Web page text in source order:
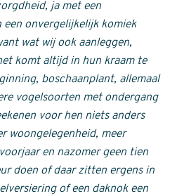
ja met een
een onvergelijkelijk komiek
wat wij ook aanleggen,
komt altijd in hun kraam te
boschaanplant, allemaal
vogelsoorten met ondergang
voor hen niets anders
woongelegenheid, meer
en nazomer geen tien
doen of daar zitten ergens in
of een daknok een